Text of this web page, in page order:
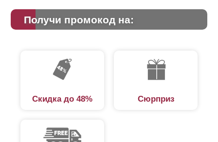
Получи промокод на:
Скидка до 48% Сюрприз